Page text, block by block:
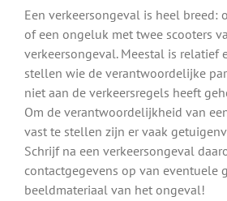
Een verkeersongeval is heel breed:
of een ongeluk met twee scooters
verkeersongeval. Meestal is relatief
stellen wie de verantwoordelijke
niet aan de verkeersregels heeft
Om de verantwoordelijkheid van
vast te stellen zijn er vaak
Schrijf na een verkeersongeval
contactgegevens op van eventuele
beeldmateriaal van het ongeval!